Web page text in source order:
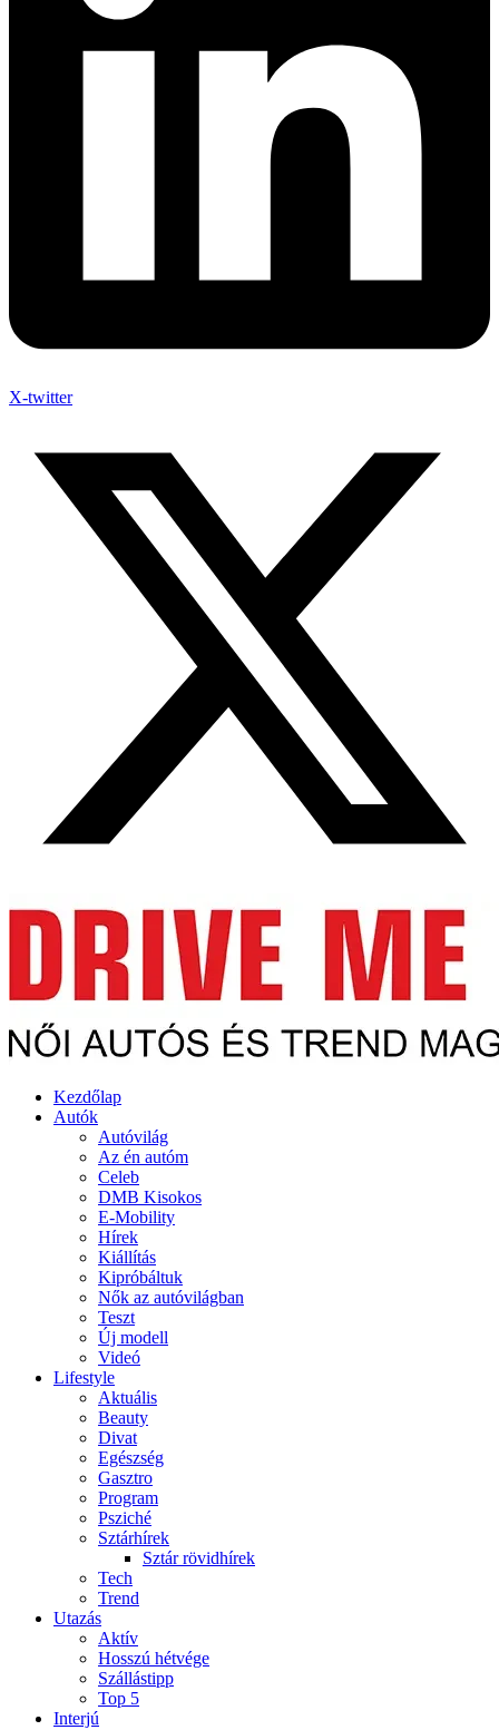
X-twitter
Kezdőlap
Autók
Autóvilág
Az én autóm
Celeb
DMB Kisokos
E-Mobility
Hírek
Kiállítás
Kipróbáltuk
Nők az autóvilágban
Teszt
Új modell
Videó
Lifestyle
Aktuális
Beauty
Divat
Egészség
Gasztro
Program
Psziché
Sztárhírek
Sztár rövidhírek
Tech
Trend
Utazás
Aktív
Hosszú hétvége
Szállástipp
Top 5
Interjú